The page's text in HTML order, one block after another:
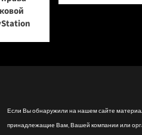
Если Вы обнаружили на нашем сайте
принадлежащие Вам, Вашей компании или